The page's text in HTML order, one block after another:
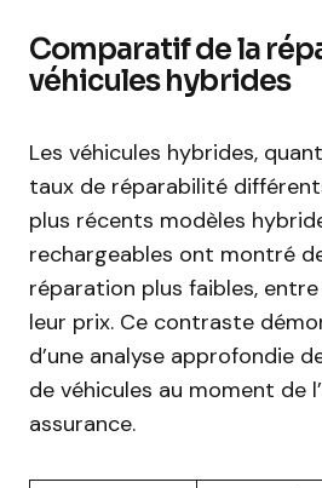
Comparatif de la
véhicules hybrides
Les véhicules hybrides,
taux de réparabilité
plus récents modèles
rechargeables ont montré
réparation plus faibles,
leur prix. Ce contraste
d’une analyse approfondie
de véhicules au moment de
assurance.